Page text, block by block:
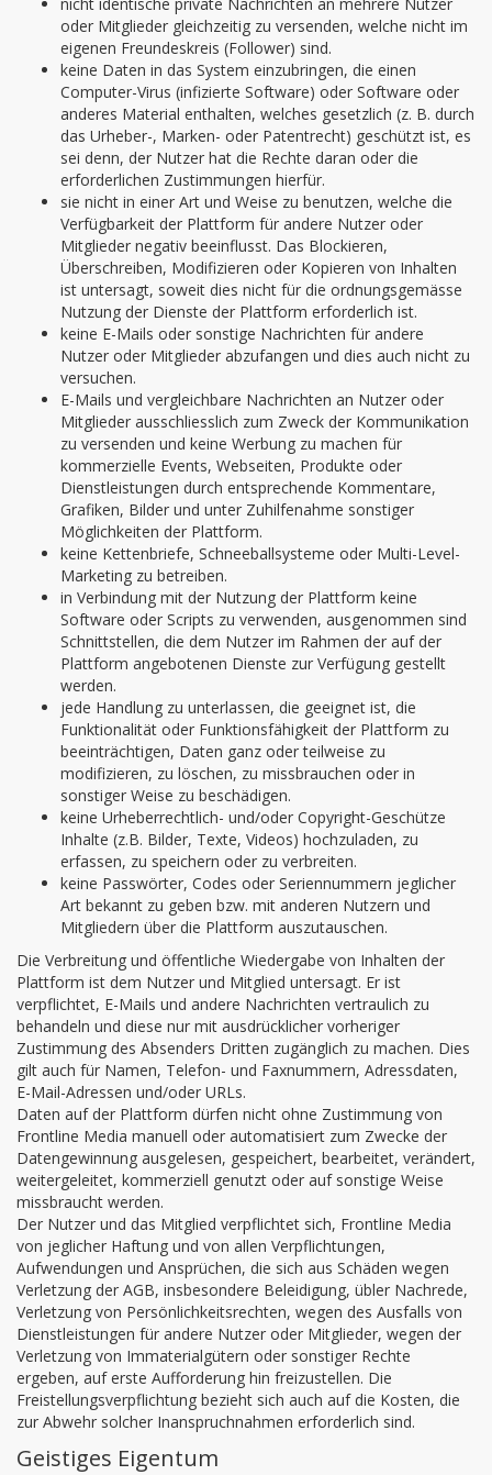
oder Mitglieder gleichzeitig zu versenden, welche nicht im
eigenen Freundeskreis (Follower) sind.
keine Daten in das System einzubringen, die einen
Computer-Virus (infizierte Software) oder Software oder
anderes Material enthalten, welches gesetzlich (z. B. durch
das Urheber-, Marken- oder Patentrecht) geschützt ist, es
sei denn, der Nutzer hat die Rechte daran oder die
erforderlichen Zustimmungen hierfür.
sie nicht in einer Art und Weise zu benutzen, welche die
Verfügbarkeit der Plattform für andere Nutzer oder
Mitglieder negativ beeinflusst. Das Blockieren,
Überschreiben, Modifizieren oder Kopieren von Inhalten
ist untersagt, soweit dies nicht für die ordnungsgemässe
Nutzung der Dienste der Plattform erforderlich ist.
keine E-Mails oder sonstige Nachrichten für andere
Nutzer oder Mitglieder abzufangen und dies auch nicht zu
versuchen.
E-Mails und vergleichbare Nachrichten an Nutzer oder
Mitglieder ausschliesslich zum Zweck der Kommunikation
zu versenden und keine Werbung zu machen für
kommerzielle Events, Webseiten, Produkte oder
Dienstleistungen durch entsprechende Kommentare,
Grafiken, Bilder und unter Zuhilfenahme sonstiger
Möglichkeiten der Plattform.
keine Kettenbriefe, Schneeballsysteme oder Multi-Level-
Marketing zu betreiben.
in Verbindung mit der Nutzung der Plattform keine
Software oder Scripts zu verwenden, ausgenommen sind
Schnittstellen, die dem Nutzer im Rahmen der auf der
Plattform angebotenen Dienste zur Verfügung gestellt
werden.
jede Handlung zu unterlassen, die geeignet ist, die
Funktionalität oder Funktionsfähigkeit der Plattform zu
beeinträchtigen, Daten ganz oder teilweise zu
modifizieren, zu löschen, zu missbrauchen oder in
sonstiger Weise zu beschädigen.
keine Urheberrechtlich- und/oder Copyright-Geschütze
Inhalte (z.B. Bilder, Texte, Videos) hochzuladen, zu
erfassen, zu speichern oder zu verbreiten.
keine Passwörter, Codes oder Seriennummern jeglicher
Art bekannt zu geben bzw. mit anderen Nutzern und
Mitgliedern über die Plattform auszutauschen.
Die Verbreitung und öffentliche Wiedergabe von Inhalten der
Plattform ist dem Nutzer und Mitglied untersagt. Er ist
verpflichtet, E-Mails und andere Nachrichten vertraulich zu
behandeln und diese nur mit ausdrücklicher vorheriger
Zustimmung des Absenders Dritten zugänglich zu machen. Dies
gilt auch für Namen, Telefon- und Faxnummern, Adressdaten,
E-Mail-Adressen und/oder URLs.
Daten auf der Plattform dürfen nicht ohne Zustimmung von
Frontline Media manuell oder automatisiert zum Zwecke der
Datengewinnung ausgelesen, gespeichert, bearbeitet, verändert,
weitergeleitet, kommerziell genutzt oder auf sonstige Weise
missbraucht werden.
Der Nutzer und das Mitglied verpflichtet sich, Frontline Media
von jeglicher Haftung und von allen Verpflichtungen,
Aufwendungen und Ansprüchen, die sich aus Schäden wegen
Verletzung der AGB, insbesondere Beleidigung, übler Nachrede,
Verletzung von Persönlichkeitsrechten, wegen des Ausfalls von
Dienstleistungen für andere Nutzer oder Mitglieder, wegen der
Verletzung von Immaterialgütern oder sonstiger Rechte
ergeben, auf erste Aufforderung hin freizustellen. Die
Freistellungsverpflichtung bezieht sich auch auf die Kosten, die
zur Abwehr solcher Inanspruchnahmen erforderlich sind.
Geistiges Eigentum